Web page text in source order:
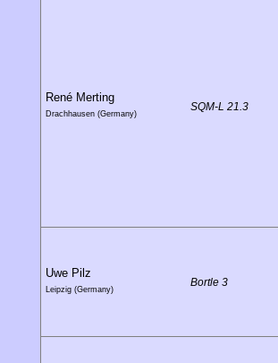
René Merting
Drachhausen (Germany)
SQM-L 21.3
Uwe Pilz
Leipzig (Germany)
Bortle 3